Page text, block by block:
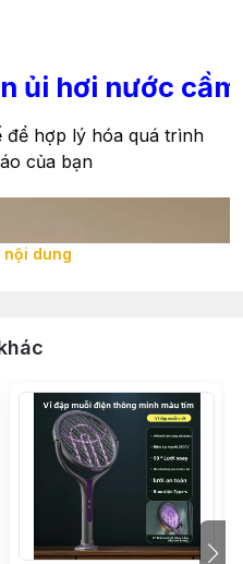
ủi hơi nước
để hợp lý hóa quá trình
của bạn
dung